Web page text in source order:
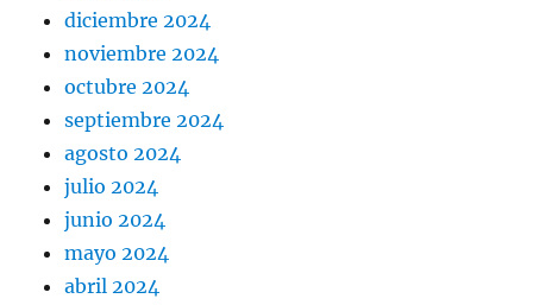
diciembre 2024
noviembre 2024
octubre 2024
septiembre 2024
agosto 2024
julio 2024
junio 2024
mayo 2024
abril 2024